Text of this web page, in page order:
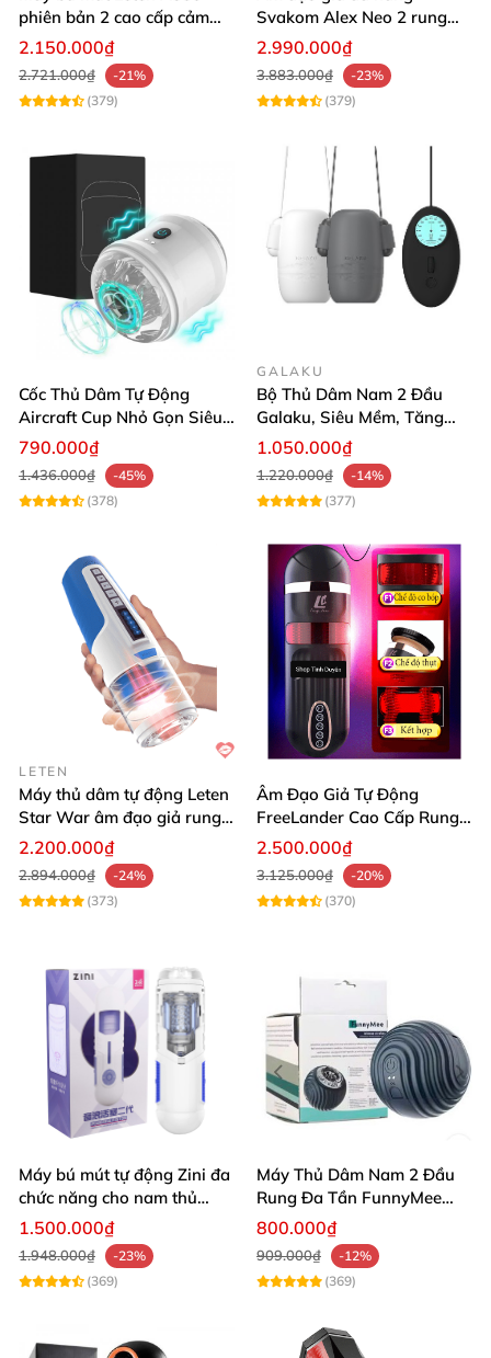
phiên bản 2 cao cấp cảm
giác chân thực
2.150.000₫
2.721.000₫
-21%
(379)
Svakom Alex Neo 2 rung
thụt mạnh
2.990.000₫
3.883.000₫
-23%
(379)
Cốc Thủ Dâm Tự Động
Aircraft Cup Nhỏ Gọn Siêu
Kích Thích
790.000₫
1.436.000₫
-45%
(378)
GALAKU
Bộ Thủ Dâm Nam 2 Đầu
Galaku, Siêu Mềm, Tăng
Khoái Cảm
1.050.000₫
1.220.000₫
-14%
(377)
LETEN
Máy thủ dâm tự động Leten
Star War âm đạo giả rung
xoay thụt cao cấp
2.200.000₫
2.894.000₫
-24%
(373)
Âm Đạo Giả Tự Động
FreeLander Cao Cấp Rung
Thụt Co Bóp Cực Mạnh
2.500.000₫
3.125.000₫
-20%
(370)
Máy bú mút tự động Zini đa
chức năng cho nam thủ
dâm tự sướng bú cu giá rẻ
1.500.000₫
1.948.000₫
-23%
(369)
Máy Thủ Dâm Nam 2 Đầu
Rung Đa Tần FunnyMee
Bóng Pokemon
800.000₫
909.000₫
-12%
(369)